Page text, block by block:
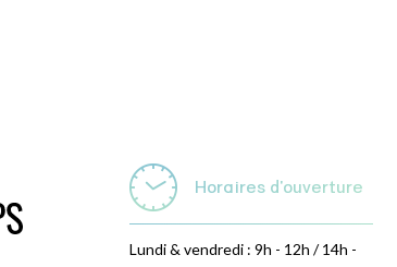
Horaires d'ouverture
Lundi & vendredi : 9h - 12h / 14h -